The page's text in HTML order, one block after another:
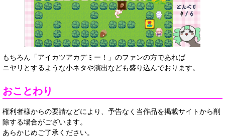
もちろん「アイカツアカデミー！」のファンの方であれば
ニヤリとするような小ネタや演出なども盛り込んでおります。
おことわり
権利者様からの要請などにより、予告なく当作品を掲載サイトから削
除する場合がございます。
あらかじめご了承ください。